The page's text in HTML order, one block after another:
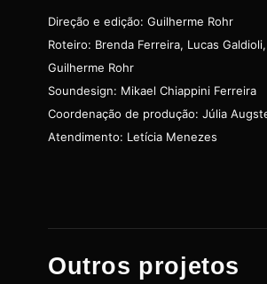
Direção e edição: Guilherme Rohr
Roteiro: Brenda Ferreira, Lucas
Guilherme Rohr
Soundesign: Mikael Chiappini Ferreira
Coordenação de produção: Júlia
Atendimento: Letícia Menezes
Outros projetos